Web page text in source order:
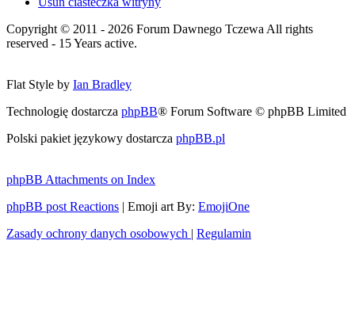
Copyright © 2011 - 2026 Forum Dawnego Tczewa All rights
reserved - 15 Years active.
Flat Style by Ian Bradley
Technologię dostarcza phpBB® Forum Software © phpBB Limited
Polski pakiet językowy dostarcza phpBB.pl
phpBB Attachments on Index
phpBB post Reactions | Emoji art By: EmojiOne
Zasady ochrony danych osobowych | Regulamin